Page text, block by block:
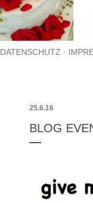
DATENSCHUTZ
25.6.16
BLOG